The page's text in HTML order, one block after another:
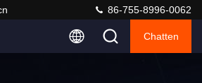
86-755-8996-0062
Chatten